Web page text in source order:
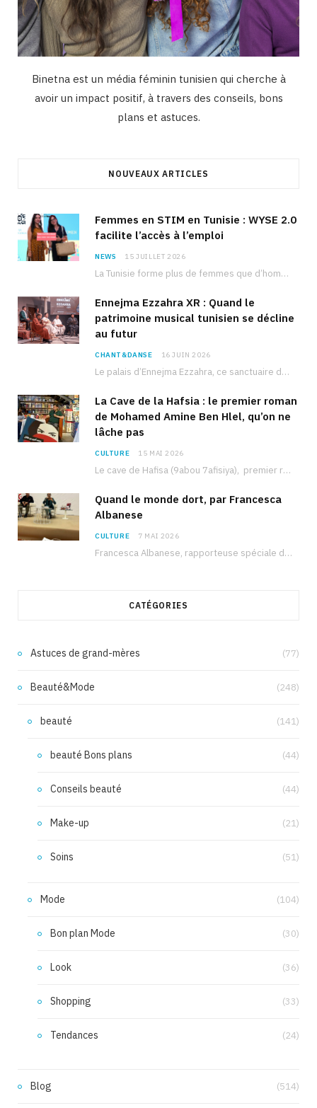
Binetna est un média féminin tunisien qui cherche à
avoir un impact positif, à travers des conseils, bons
plans et astuces.
NOUVEAUX ARTICLES
Femmes en STIM en Tunisie : WYSE 2.0
facilite l’accès à l’emploi
NEWS 15 JUILLET 2026
La Tunisie forme plus de femmes que d’hommes dans les filières scientifiques. Pourtant, pour beaucoup…
Ennejma Ezzahra XR : Quand le
patrimoine musical tunisien se décline
au futur
CHANT&DANSE 16 JUIN 2026
Le palais d’Ennejma Ezzahra, ce sanctuaire de la musique tunisienne et méditerranéenne construit par le…
La Cave de la Hafsia : le premier roman
de Mohamed Amine Ben Hlel, qu’on ne
lâche pas
CULTURE 15 MAI 2026
Le cave de Hafisa (9abou 7afisiya), premier roman du journaliste tunisien Mohamed Amine Ben Hlel,…
Quand le monde dort, par Francesca
Albanese
CULTURE 7 MAI 2026
Francesca Albanese, rapporteuse spéciale de l’ONU sur les territoires palestiniens occupés, était à Tunis pour…
CATÉGORIES
Astuces de grand-mères (77)
Beauté&Mode (248)
beauté (141)
beauté Bons plans (44)
Conseils beauté (44)
Make-up (21)
Soins (51)
Mode (104)
Bon plan Mode (30)
Look (36)
Shopping (33)
Tendances (24)
Blog (514)